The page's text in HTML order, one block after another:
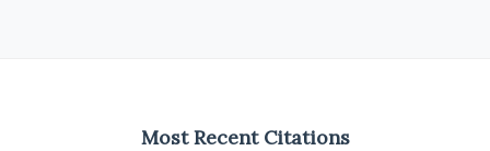
Most Recent Citations